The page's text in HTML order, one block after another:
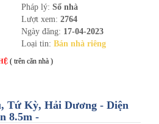
Pháp lý: Sổ nhà
Lượt xem: 2764
Ngày đăng: 17-04-2023
Loại tin: Bán nhà riêng
( trên căn nhà )
Tứ Kỳ, Hải Dương - Diện
8.5m -